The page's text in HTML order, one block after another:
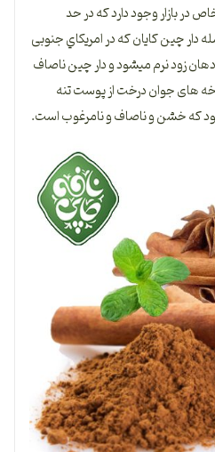
در بازار وجود دارد که در حد
دار چین کایان که در امریکاي جنوبی
دهان زود نرم میشود و دار چین ناصاف
های جوان درخت از پوست تنه
که خشن و ناصاف و نامرغوب است.